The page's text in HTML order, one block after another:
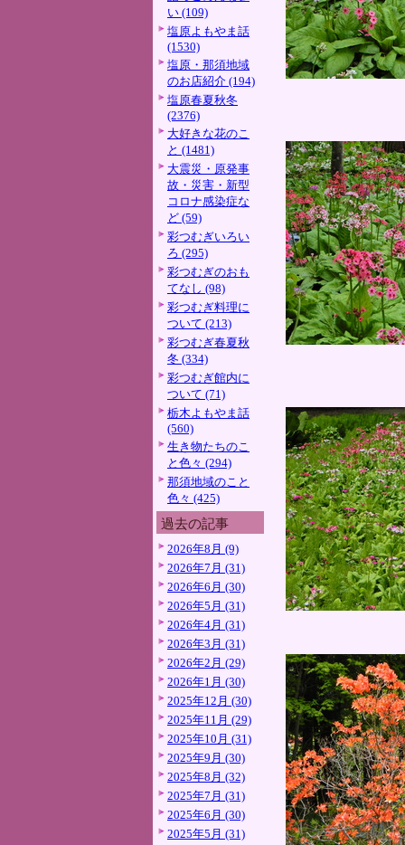
い (109)
塩原よもやま話
(1530)
塩原・那須地域
のお店紹介 (194)
塩原春夏秋冬
(2376)
大好きな花のこ
と (1481)
大震災・原発事
故・災害・新型
コロナ感染症な
ど (59)
彩つむぎいろい
ろ (295)
彩つむぎのおも
てなし (98)
彩つむぎ料理に
ついて (213)
彩つむぎ春夏秋
冬 (334)
彩つむぎ館内に
ついて (71)
栃木よもやま話
(560)
生き物たちのこ
と色々 (294)
那須地域のこと
色々 (425)
過去の記事
2026年8月 (9)
2026年7月 (31)
2026年6月 (30)
2026年5月 (31)
2026年4月 (31)
2026年3月 (31)
2026年2月 (29)
2026年1月 (30)
2025年12月 (30)
2025年11月 (29)
2025年10月 (31)
2025年9月 (30)
2025年8月 (32)
2025年7月 (31)
2025年6月 (30)
2025年5月 (31)